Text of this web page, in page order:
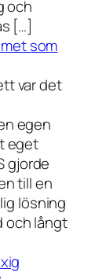
och
[…]
som
var det
egen
eget
gjorde
till en
lösning
och långt